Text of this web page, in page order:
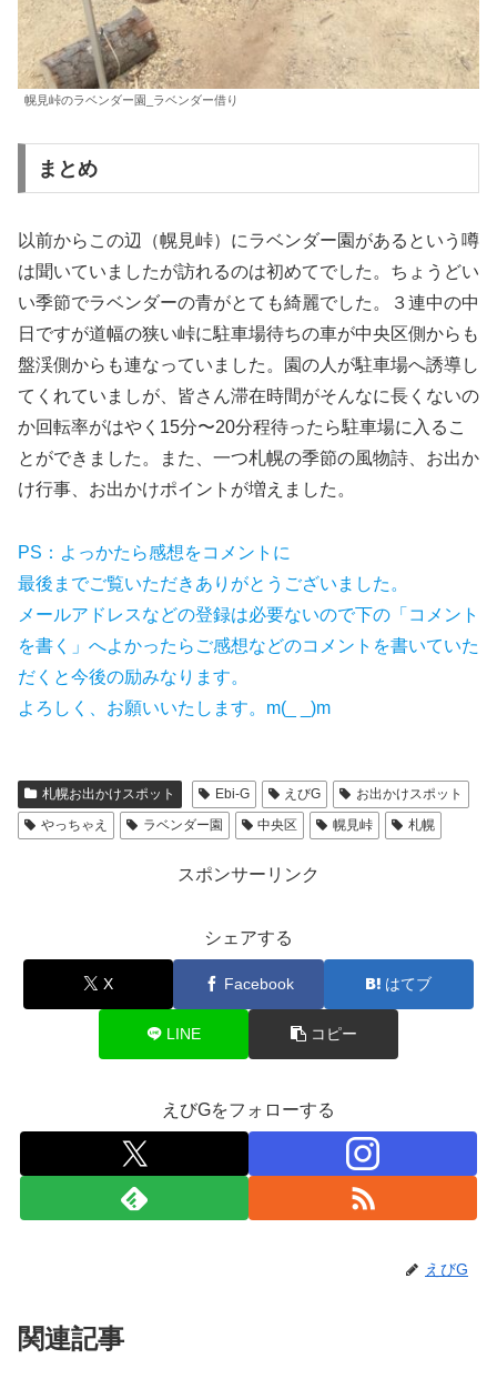
幌見峠のラベンダー園_ラベンダー借り
まとめ
以前からこの辺（幌見峠）にラベンダー園があるという噂
は聞いていましたが訪れるのは初めてでした。ちょうどい
い季節でラベンダーの青がとても綺麗でした。３連中の中
日ですが道幅の狭い峠に駐車場待ちの車が中央区側からも
盤渓側からも連なっていました。園の人が駐車場へ誘導し
てくれていましが、皆さん滞在時間がそんなに長くないの
か回転率がはやく15分〜20分程待ったら駐車場に入るこ
とができました。また、一つ札幌の季節の風物詩、お出か
け行事、お出かけポイントが増えました。
PS：よっかたら感想をコメントに
最後までご覧いただきありがとうございました。
メールアドレスなどの登録は必要ないので下の「コメント
を書く」へよかったらご感想などのコメントを書いていた
だくと今後の励みなります。
よろしく、お願いいたします。m(_ _)m
札幌お出かけスポット Ebi-G えびG
お出かけスポット
やっちゃえ
ラベンダー園 中央区 幌見峠 札幌
スポンサーリンク
シェアする
X Facebook はてブ
LINE コピー
えびGをフォローする
えびG
関連記事